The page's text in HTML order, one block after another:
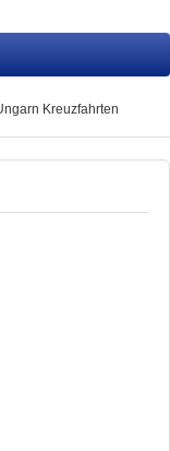
Kreuzfahrten